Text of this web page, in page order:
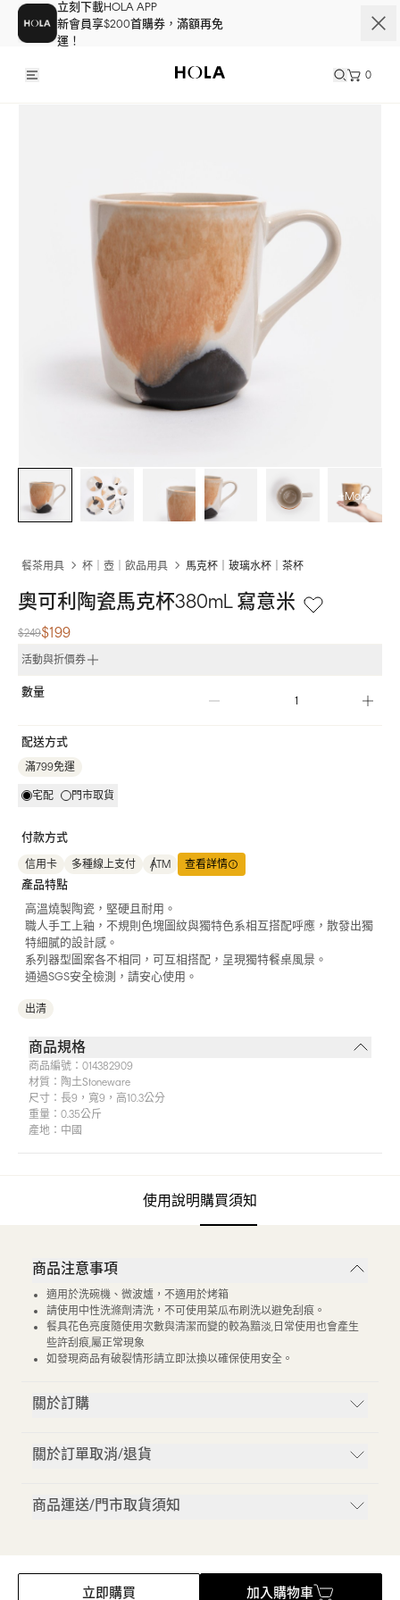
立刻下載HOLA APP
新會員享$200首購券，滿額再免
運！
0
+More
餐茶用具 杯｜壺｜飲品用具 馬克杯｜玻璃水杯｜茶杯
奧可利陶瓷馬克杯380mL 寫意米
$249$199
活動與折價券
數量
配送方式
滿799免運
宅配 門市取貨
付款方式
信用卡 多種線上支付 ATM 查看詳情
產品特點
高溫燒製陶瓷，堅硬且耐用。
職人手工上釉，不規則色塊圖紋與獨特色系相互搭配呼應，散發出獨
特細膩的設計感。
系列器型圖案各不相同，可互相搭配，呈現獨特餐桌風景。
通過SGS安全檢測，請安心使用。
出清
商品規格
商品編號： 014382909
材質： 陶土stoneware
尺寸： 長9，寬9，高10.3公分
重量： 0.35公斤
產地： 中國
使用說明購買須知
商品注意事項
適用於洗碗機、微波爐，不適用於烤箱
請使用中性洗滌劑清洗，不可使用菜瓜布刷洗以避免刮痕。
餐具花色亮度隨使用次數與清潔而變的較為黯淡,日常使用也會產生
些許刮痕,屬正常現象
如發現商品有破裂情形請立即汰換以確保使用安全。
關於訂購
關於訂單取消/退貨
商品運送/門市取貨須知
立即購買 加入購物車